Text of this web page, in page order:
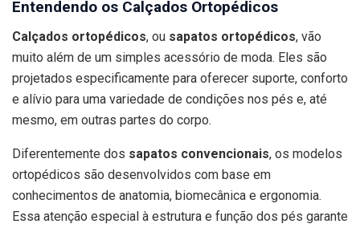
Entendendo os Calçados Ortopédicos
Calçados ortopédicos, ou sapatos ortopédicos, vão
muito além de um simples acessório de moda. Eles são
projetados especificamente para oferecer suporte, conforto
e alívio para uma variedade de condições nos pés e, até
mesmo, em outras partes do corpo.
Diferentemente dos sapatos convencionais, os modelos
ortopédicos são desenvolvidos com base em
conhecimentos de anatomia, biomecânica e ergonomia.
Essa atenção especial à estrutura e função dos pés garante